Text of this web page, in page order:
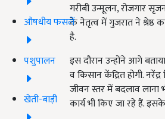
औषधीय फसलें
पशुपालन
खेती-बाड़ी
गरीबी उन्मूलन, रोजगार
के नेतृत्व में गुजरात ने श्रेष्ठ
है.
इस दौरान उन्होंने आगे
व किसान केंद्रित होगी.
जीवन स्तर में बदलाव लाना
कार्य भी किए जा रहे हैं.